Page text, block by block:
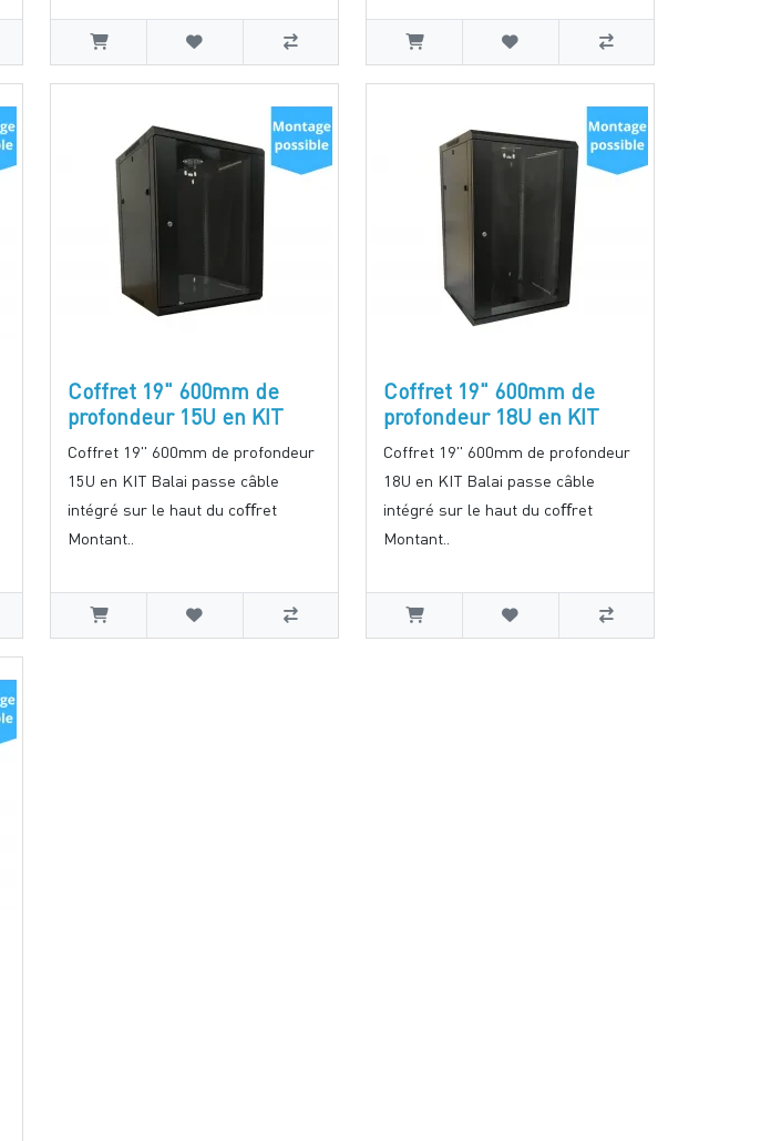
Coffret 19" 600mm de
profondeur 15U en KIT
Coffret 19" 600mm de profondeur
15U en KIT Balai passe câble
intégré sur le haut du coﬀret
Montant..
Coffret 19" 600mm de
profondeur 18U en KIT
Coffret 19" 600mm de profondeur
18U en KIT Balai passe câble
intégré sur le haut du coﬀret
Montant..